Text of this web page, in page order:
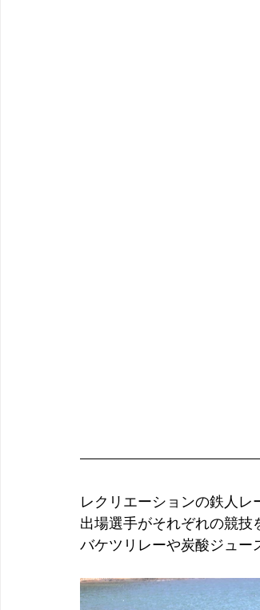
レクリエーションの鉄人レ
出場選手がそれぞれの競技
バケツリレーや炭酸ジュー